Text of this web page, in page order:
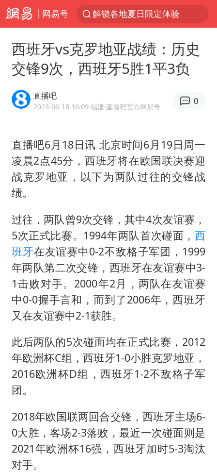
网易号
解锁各地夏日限定体验
男童模仿奥特曼从高处跳下致骨折
香港宏福苑火灾或由烟头引起
浙江台州《告全体市民书》
女主硬加吻戏短剧已下架
上海多家景点临时闭园或调整运营时间
媒体：“内容由AI生成”不是免责盾牌
多个明星演唱会取消
西贝创始人贾国龙押注鲜羊赛道
女儿为争财产堵门阻挠父亲出殡
美国AI开始攻击真人了
西班牙vs克罗地亚战绩：历史
交锋9次，西班牙5胜1平3负
直播吧
2023-06-18 16:09·福建·直播吧官方网易号
0
直播吧6月18日讯 北京时间6月19日周一
凌晨2点45分，西班牙将在欧国联决赛迎
战克罗地亚，以下为两队过往的交锋战
绩。
过往，两队曾9次交锋，其中4次友谊赛，
5次正式比赛。1994年两队首次碰面，西
班牙在友谊赛中0-2不敌格子军团，1999
年两队第二次交锋，西班牙在友谊赛中3-
1击败对手。2000年2月，两队在友谊赛
中0-0握手言和，而到了2006年，西班牙
又在友谊赛中2-1获胜。
此后两队的5次碰面均在正式比赛，2012
年欧洲杯C组，西班牙1-0小胜克罗地亚，
2016欧洲杯D组，西班牙1-2不敌格子军
团。
2018年欧国联两回合交锋，西班牙主场6-
0大胜，客场2-3落败，最近一次碰面则是
2021年欧洲杯16强，西班牙加时5-3淘汰
对手。